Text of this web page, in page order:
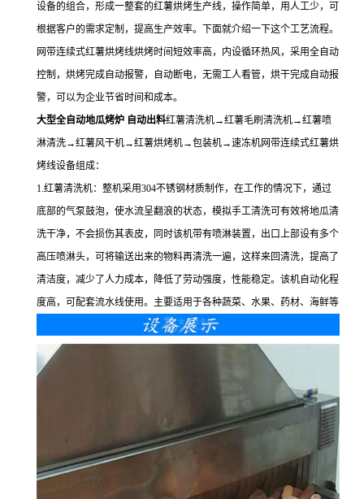
设备的组合，形成一整套的红薯烘烤生产线，操作简单，用人工少，可
根据客户的需求定制，提高生产效率。下面就介绍一下这个工艺流程。
网带连续式红薯烘烤线烘烤时间短效率高，内设循环热风，采用全自动
控制，烘烤完成自动报警，自动断电，无需工人看管，烘干完成自动报
警，可以为企业节省时间和成本。
大型全自动地瓜烤炉 自动出料红薯清洗机→红薯毛刷清洗机→红薯喷
淋清洗→红薯风干机→红薯烘烤机→包装机→速冻机网带连续式红薯烘
烤线设备组成：
1.红薯清洗机：整机采用304不锈钢材质制作，在工作的情况下，通过
底部的气泵鼓泡，使水流呈翻浪的状态，模拟手工清洗可有效将地瓜清
洗干净，不会损伤其表皮，同时该机带有喷淋装置，出口上部设有多个
高压喷淋头，可将输送出来的物料再清洗一遍，这样来回清洗，提高了
清洁度，减少了人力成本，降低了劳动强度，性能稳定。该机自动化程
度高，可配套流水线使用。主要适用于各种蔬菜、水果、药材、海鲜等